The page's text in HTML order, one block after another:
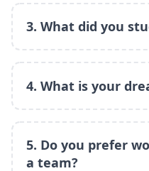
3. What did you
4. What is your
5. Do you prefer
a team?